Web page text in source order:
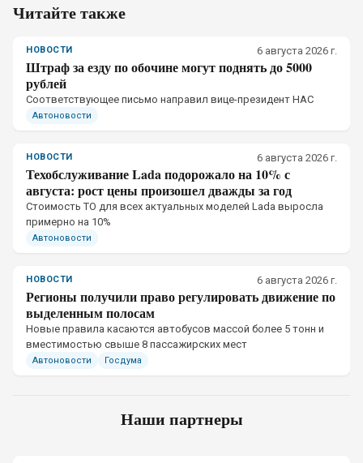
Читайте также
НОВОСТИ 6 августа 2026 г.
Штраф за езду по обочине могут поднять до 5000
рублей
Соответствующее письмо направил вице-президент НАС
Автоновости
НОВОСТИ 6 августа 2026 г.
Техобслуживание Lada подорожало на 10% с
августа: рост цены произошел дважды за год
Стоимость ТО для всех актуальных моделей Lada выросла
примерно на 10%
Автоновости
НОВОСТИ 6 августа 2026 г.
Регионы получили право регулировать движение по
выделенным полосам
Новые правила касаются автобусов массой более 5 тонн и
вместимостью свыше 8 пассажирских мест
Автоновости Госдума
Наши партнеры